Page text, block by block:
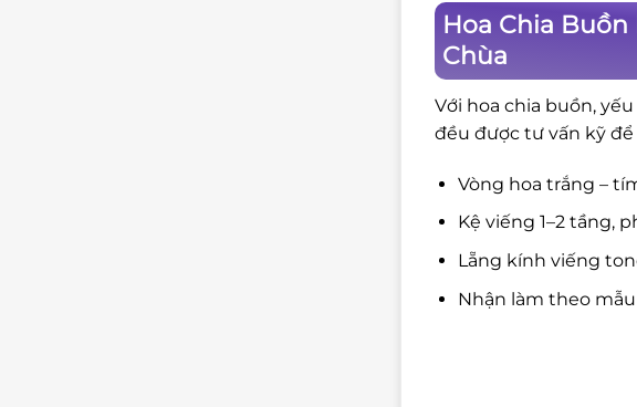
Hoa Chia Buồn
Chùa
Với hoa chia buồn,
đều được tư vấn kỹ
Vòng hoa trắng –
Kệ viếng 1–2 tầng,
Lẵng kính viếng
Nhận làm theo